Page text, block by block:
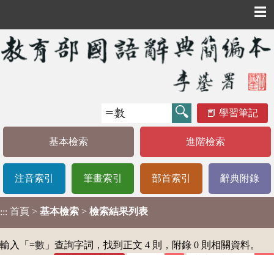
☰
學習筆記
基本檢索 進階檢索
注音索引 筆畫索引 部首索引 辭典附錄
::: 首頁 > 基本檢索 > 檢索結果列表
輸入「 =數 」查詢字詞，找到正文 4 則，附錄 0 則相關資料。